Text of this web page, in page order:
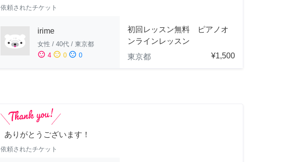
依頼されたチケット
irime
女性 / 40代 / 東京都
sentiment_satisfied 4 sentiment_neutral 0 sentiment_dissatisfied 0
初回レッスン無料 ピアノオ
ンラインレッスン
東京都
¥1,500
ありがとうございます！
依頼されたチケット